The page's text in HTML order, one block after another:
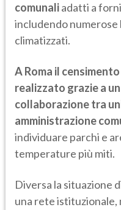
comunaliadatti a
includendo
climatizzati.
A Roma il
realizzato grazie a
collaborazione tra
amministrazione
individuare parchi e
temperature più miti.
Diversa la situazione
una rete istituzionale,